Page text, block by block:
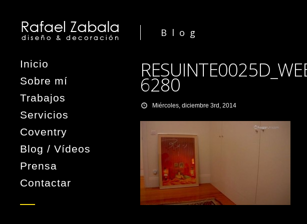
Inicio
Sobre mí
Trabajos
Servicios
Coventry
Blog / Vídeos
Prensa
Contactar
Blog
6280
Miércoles, diciembre 3rd, 2014